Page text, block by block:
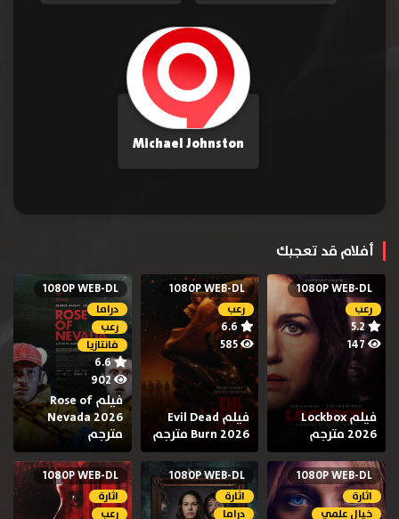
Michael Johnston
أفلام قد تعجبك
1080P WEB-DL
رعب
5.2
147
فيلم Lockbox
2026 مترجم
1080P WEB-DL
رعب
6.6
585
فيلم Evil Dead
Burn 2026 مترجم
1080P WEB-DL
دراما
رعب
فانتازيا
6.6
902
فيلم Rose of
Nevada 2026
مترجم
1080P WEB-DL
اثارة
خيال علمي
1080P WEB-DL
اثارة
دراما
1080P WEB-DL
اثارة
رعب